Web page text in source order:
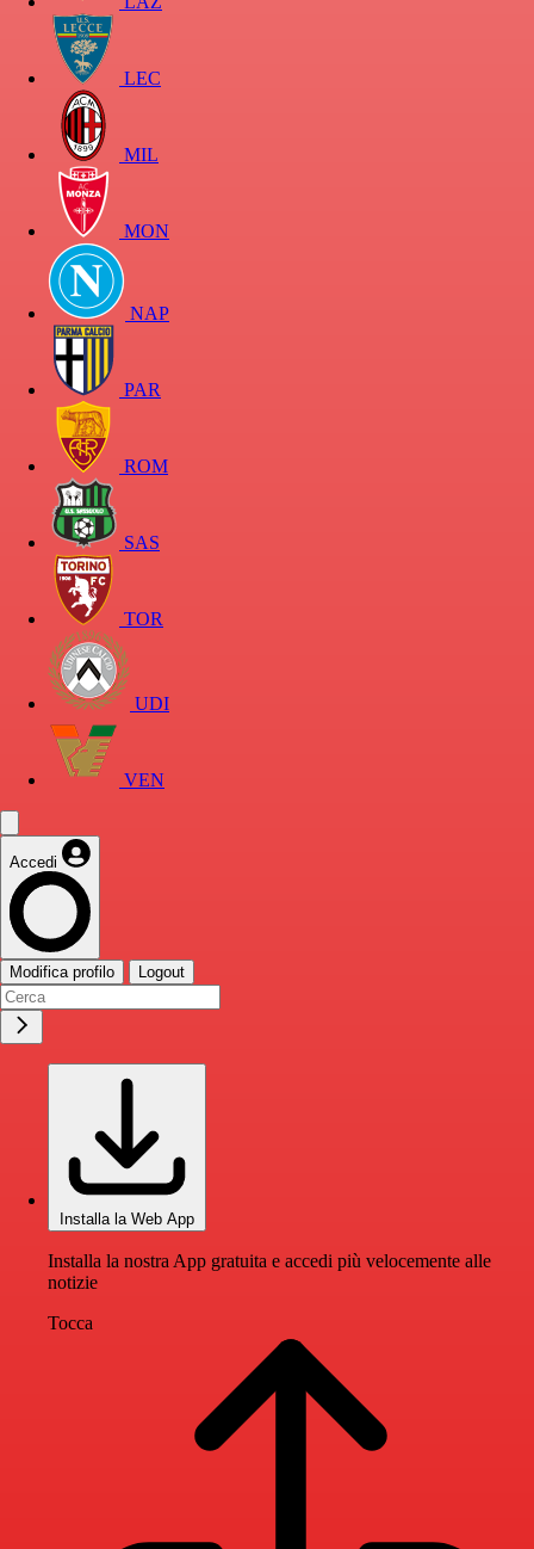
LEC
MIL
MON
NAP
PAR
ROM
SAS
TOR
UDI
VEN
Accedi
Modifica profilo Logout
Installa la Web App
Installa la nostra App gratuita e accedi più velocemente alle
notizie
Tocca